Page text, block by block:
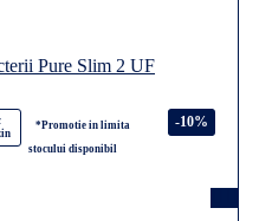
Pure Slim 2 UF
*Promotie in limita
stocului disponibil
-10%